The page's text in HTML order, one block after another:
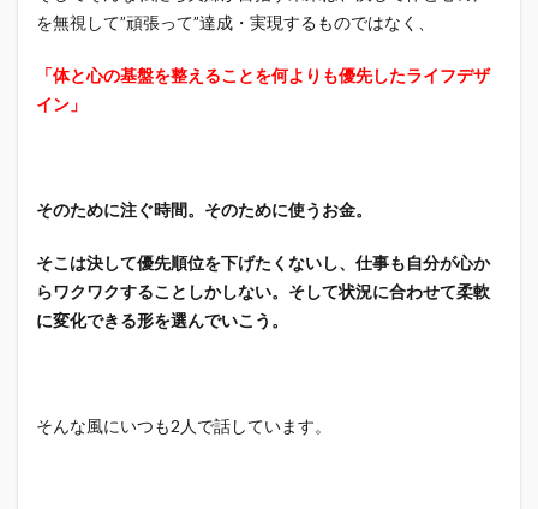
を無視して”頑張って”達成・実現するものではなく、
「体と心の基盤を整えることを何よりも優先したライフデザ
イン」
そのために注ぐ時間。そのために使うお金。
そこは決して優先順位を下げたくないし、仕事も自分が心か
らワクワクすることしかしない。そして状況に合わせて柔軟
に変化できる形を選んでいこう。
そんな風にいつも2人で話しています。